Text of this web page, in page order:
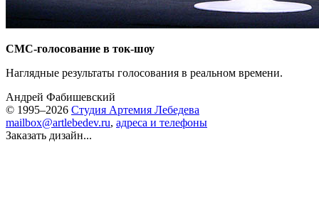
СМС-голосование в ток-шоу
Наглядные результаты голосования в реальном времени.
Андрей Фабишевский
© 1995–2026 Студия Артемия Лебедева
mailbox@artlebedev.ru, адреса и телефоны
Заказать дизайн...